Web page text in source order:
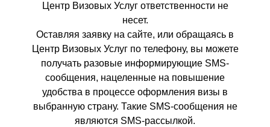
Центр Визовых Услуг ответственности не
несет.
Оставляя заявку на сайте, или обращаясь в
Центр Визовых Услуг по телефону, вы можете
получать разовые информирующие SMS-
сообщения, нацеленные на повышение
удобства в процессе оформления визы в
выбранную страну. Такие SMS-сообщения не
являются SMS-рассылкой.